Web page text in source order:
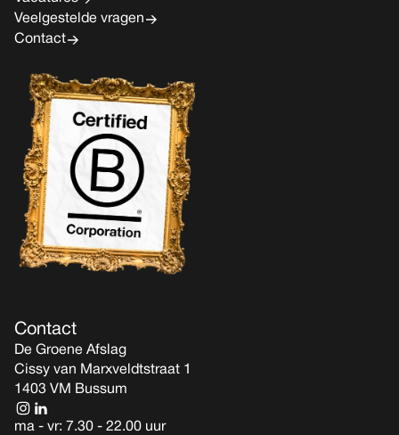
Veelgestelde vragen
Contact
Contact
De Groene Afslag
Cissy van Marxveldtstraat 1
1403 VM Bussum
ma - vr: 7.30 - 22.00 uur